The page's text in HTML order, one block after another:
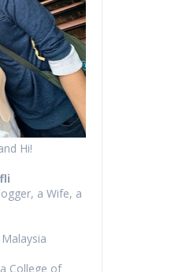
Hi!
a Wife, a
College of